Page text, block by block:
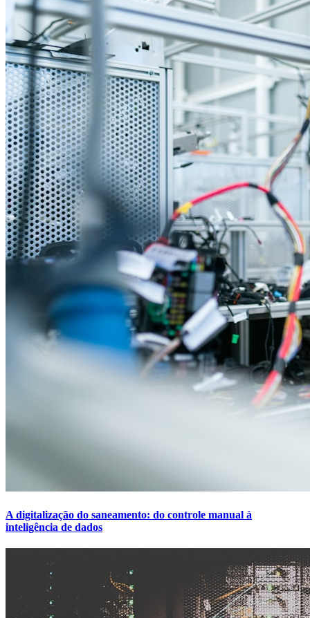
A digitalização do saneamento: do controle manual à
inteligência de dados